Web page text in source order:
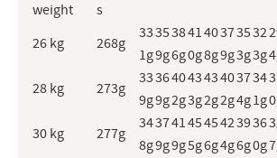
weight
s
26 kg 268g
33
1g
35
9g
38
6g
41
0g
40
8g
37
9g
35
3g
32
3g
28 kg
273g
33
9g
36
9g
40
2g
43
3g
43
2g
40
2g
37
4g
34
1g
30 kg
277g
34
8g
37
9g
41
9g
45
5g
45
6g
42
4g
39
6g
36
0g